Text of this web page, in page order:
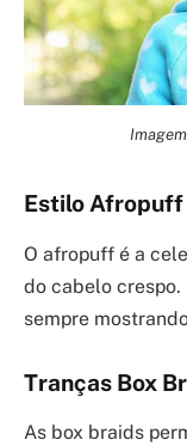
Estilo Afropuff
O afropuff é a
do cabelo
sempre
Tranças Box
As box braids